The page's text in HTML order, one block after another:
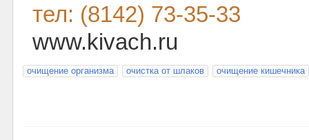
тел: (8142) 73-35-33
www.kivach.ru
очищение организма очистка от шлаков очищение кишечника